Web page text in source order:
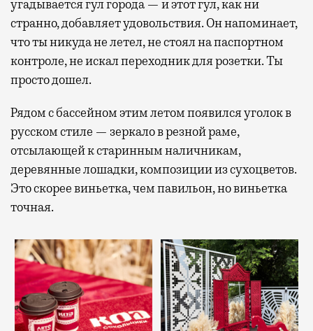
угадывается гул города — и этот гул, как ни
странно, добавляет удовольствия. Он напоминает,
что ты никуда не летел, не стоял на паспортном
контроле, не искал переходник для розетки. Ты
просто дошел.
Рядом с бассейном этим летом появился уголок в
русском стиле — зеркало в резной раме,
отсылающей к старинным наличникам,
деревянные лошадки, композиции из сухоцветов.
Это скорее виньетка, чем павильон, но виньетка
точная.